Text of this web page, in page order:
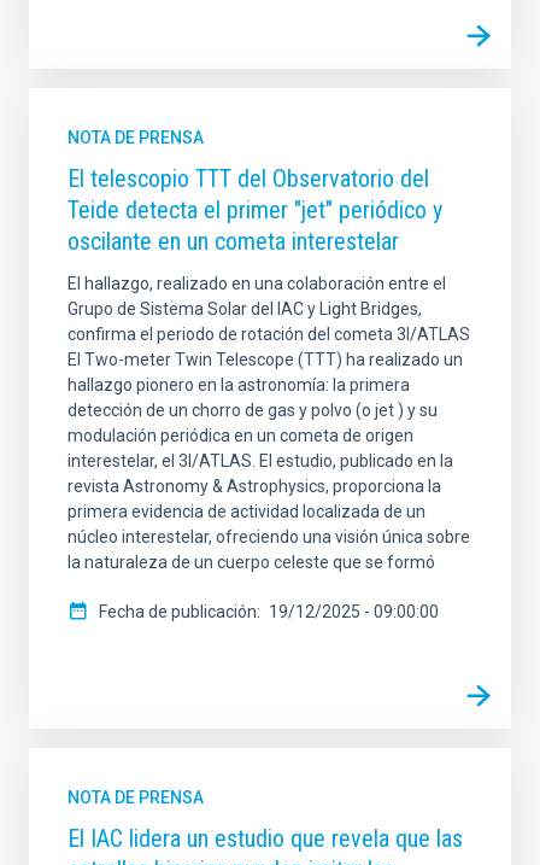
NOTA DE PRENSA
El telescopio TTT del Observatorio del
Teide detecta el primer "jet" periódico y
oscilante en un cometa interestelar
El hallazgo, realizado en una colaboración entre el
Grupo de Sistema Solar del IAC y Light Bridges,
confirma el periodo de rotación del cometa 3I/ATLAS
El Two-meter Twin Telescope (TTT) ha realizado un
hallazgo pionero en la astronomía: la primera
detección de un chorro de gas y polvo (o jet ) y su
modulación periódica en un cometa de origen
interestelar, el 3I/ATLAS. El estudio, publicado en la
revista Astronomy & Astrophysics, proporciona la
primera evidencia de actividad localizada de un
núcleo interestelar, ofreciendo una visión única sobre
la naturaleza de un cuerpo celeste que se formó
Fecha de publicación 19/12/2025 - 09:00:00
NOTA DE PRENSA
El IAC lidera un estudio que revela que las